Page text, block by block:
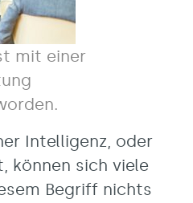
mit einer
Intelligenz, oder
können sich viele
Begriff nichts